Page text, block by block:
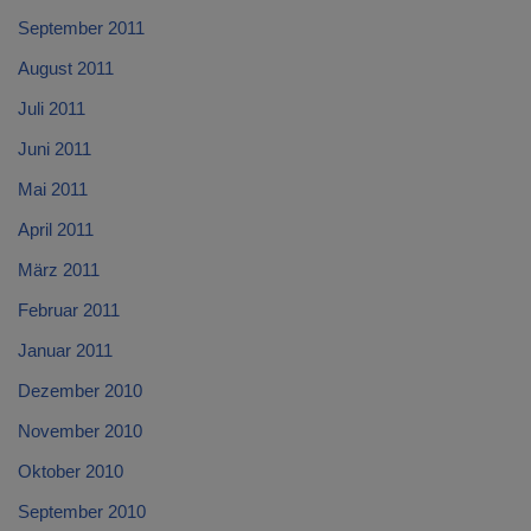
September 2011
August 2011
Juli 2011
Juni 2011
Mai 2011
April 2011
März 2011
Februar 2011
Januar 2011
Dezember 2010
November 2010
Oktober 2010
September 2010